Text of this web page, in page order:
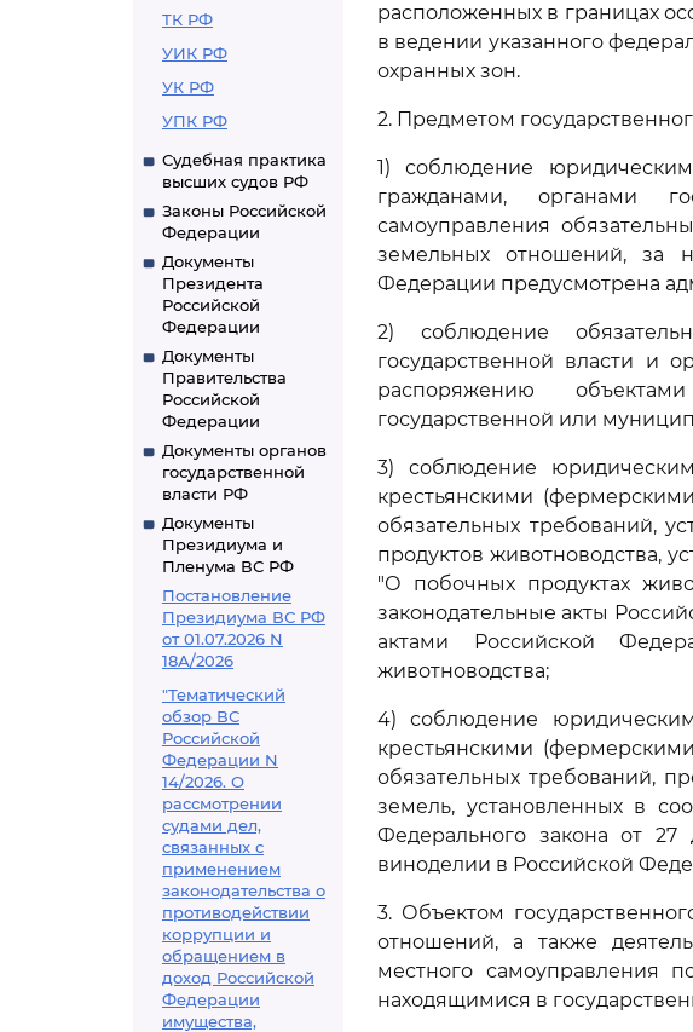
ТК РФ
УИК РФ
УК РФ
УПК РФ
Судебная практика
высших судов РФ
Законы Российской
Федерации
Документы
Президента
Российской
Федерации
Документы
Правительства
Российской
Федерации
Документы органов
государственной
власти РФ
Документы
Президиума и
Пленума ВС РФ
Постановление
Президиума ВС РФ
от 01.07.2026 N
18А/2026
"Тематический
обзор ВС
Российской
Федерации N
14/2026. О
рассмотрении
судами дел,
связанных с
применением
законодательства о
противодействии
коррупции и
обращением в
доход Российской
Федерации
имущества,
расположенных в границах
в ведении указанного
охранных зон.
2. Предметом
1) соблюдение
гражданами, органами
самоуправления
земельных отношений, за
Федерации предусмотрена
2) соблюдение
государственной власти и
распоряжению
государственной или
3) соблюдение
крестьянскими
обязательных требований,
продуктов животноводства,
"О побочных продуктах
законодательные акты
актами Российской
животноводства;
4) соблюдение
крестьянскими
обязательных требований,
земель, установленных в
Федерального закона от
виноделии в Российской
3. Объектом
отношений, а также
местного самоуправления
находящимися в